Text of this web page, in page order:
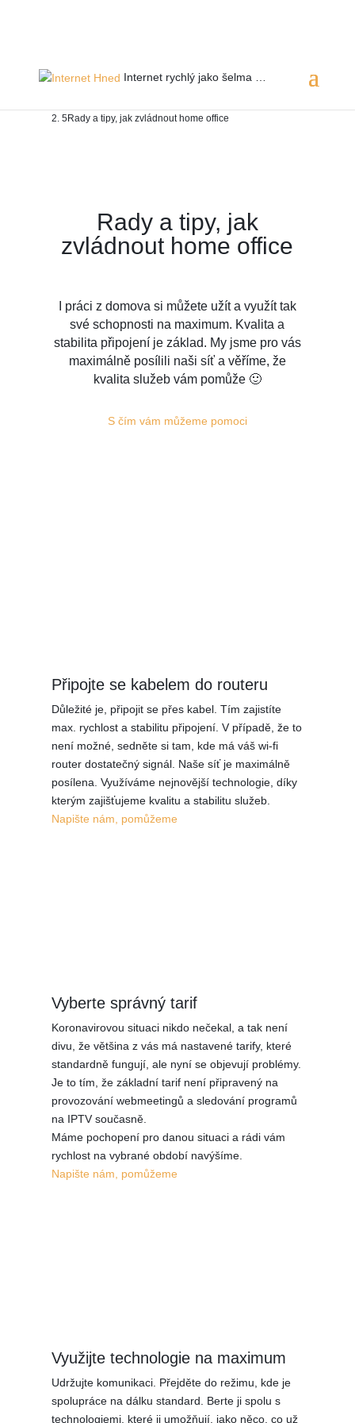
Internet rychlý jako šelma …
Rady a tipy, jak zvládnout home office
Rady a tipy, jak
zvládnout home office
I práci z domova si můžete užít a využít tak
své schopnosti na maximum. Kvalita a
stabilita připojení je základ. My jsme pro vás
maximálně posílili naši síť a věříme, že
kvalita služeb vám pomůže 🙂
S čím vám můžeme pomoci
Připojte se kabelem do routeru
Důležité je, připojit se přes kabel. Tím zajistíte
max. rychlost a stabilitu připojení. V případě, že to
není možné, sedněte si tam, kde má váš wi-fi
router dostatečný signál. Naše síť je maximálně
posílena. Využíváme nejnovější technologie, díky
kterým zajišťujeme kvalitu a stabilitu služeb.
Napište nám, pomůžeme
Vyberte správný tarif
Koronavirovou situaci nikdo nečekal, a tak není
divu, že většina z vás má nastavené tarify, které
standardně fungují, ale nyní se objevují problémy.
Je to tím, že základní tarif není připravený na
provozování webmeetingů a sledování programů
na IPTV současně.
Máme pochopení pro danou situaci a rádi vám
rychlost na vybrané období navýšíme.
Napište nám, pomůžeme
Využijte technologie na maximum
Udržujte komunikaci. Přejděte do režimu, kde je
spolupráce na dálku standard. Berte ji spolu s
technologiemi, které ji umožňují, jako něco, co už